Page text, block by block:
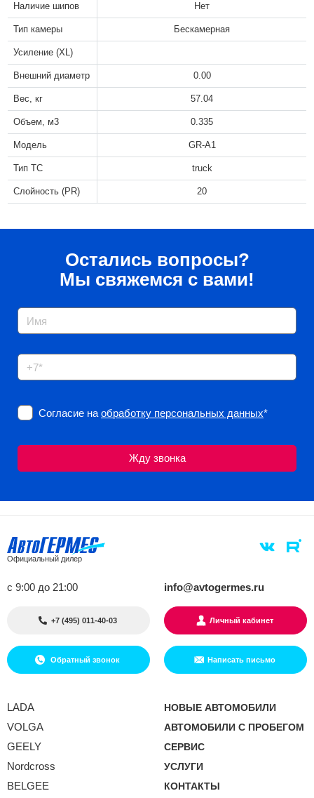
Наличие шипов Нет
Тип камеры Бескамерная
Усиление (XL)
Внешний диаметр 0.00
Вес, кг 57.04
Объем, м3 0.335
Модель GR-A1
Тип ТС truck
Слойность (PR) 20
Остались вопросы?
Мы свяжемся с вами!
Согласие на обработку персональных данных*
Официальный дилер
с 9:00 до 21:00 info@avtogermes.ru
+7 (495) 011-40-03 Личный кабинет
Обратный звонок Написать письмо
LADA
VOLGA
GEELY
Nordcross
BELGEE
НОВЫЕ АВТОМОБИЛИ
АВТОМОБИЛИ С ПРОБЕГОМ
СЕРВИС
УСЛУГИ
КОНТАКТЫ